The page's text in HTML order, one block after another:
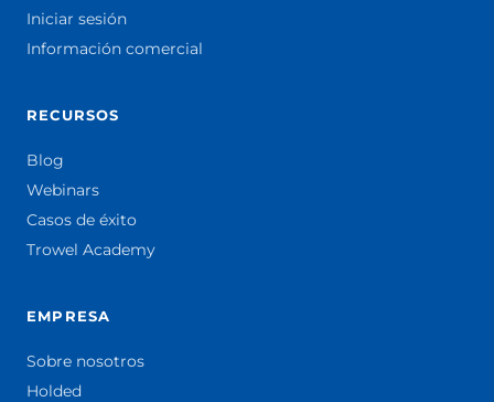
Iniciar sesión
Información comercial
RECURSOS
Blog
Webinars
Casos de éxito
Trowel Academy
EMPRESA
Sobre nosotros
Holded